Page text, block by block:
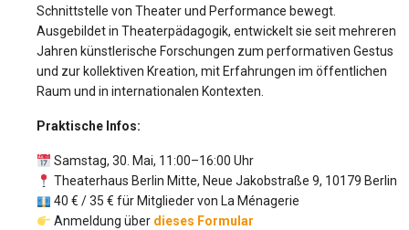
Schnittstelle von Theater und Performance bewegt.
Ausgebildet in Theaterpädagogik, entwickelt sie seit mehreren
Jahren künstlerische Forschungen zum performativen Gestus
und zur kollektiven Kreation, mit Erfahrungen im öffentlichen
Raum und in internationalen Kontexten.
Praktische Infos:
Samstag, 30. Mai, 11:00–16:00 Uhr
Theaterhaus Berlin Mitte, Neue Jakobstraße 9, 10179 Berlin
40 € / 35 € für Mitglieder von La Ménagerie
Anmeldung über dieses Formular